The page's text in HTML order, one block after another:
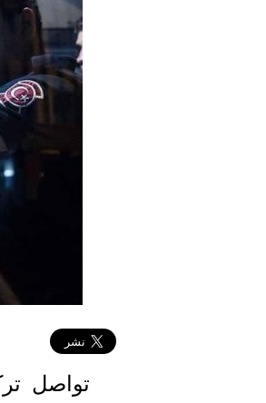
تواصل